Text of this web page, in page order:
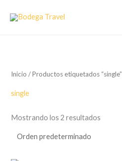
Inicio / Productos etiquetados “single”
single
Mostrando los 2 resultados